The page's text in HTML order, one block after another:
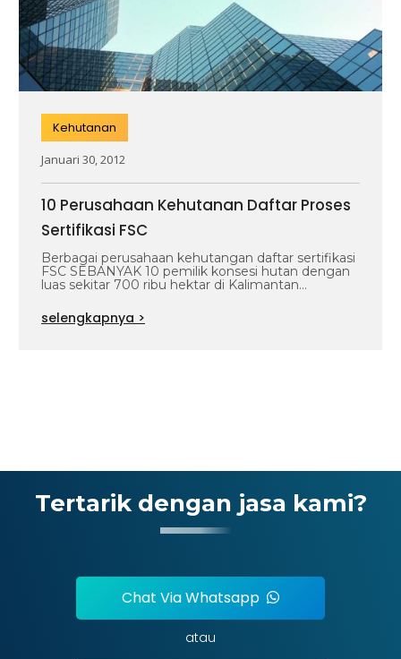
Kehutanan
Januari 30, 2012
10 Perusahaan Kehutanan Daftar Proses
Sertifikasi FSC
Berbagai perusahaan kehutangan daftar sertifikasi
FSC SEBANYAK 10 pemilik konsesi hutan dengan
luas sekitar 700 ribu hektar di Kalimantan
selengkapnya >
Tertarik dengan jasa kami?
Chat Via Whatsapp
atau